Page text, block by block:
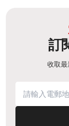
訂
收取最